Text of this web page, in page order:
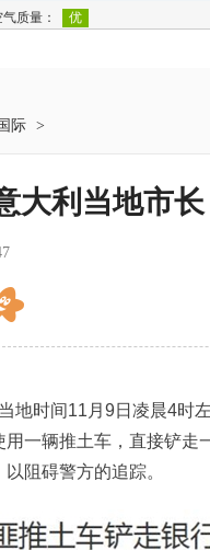
国际 >
大利当地市长
时间11月9日凌晨4时
一辆推土车，直接铲走
阻碍警方的追踪。